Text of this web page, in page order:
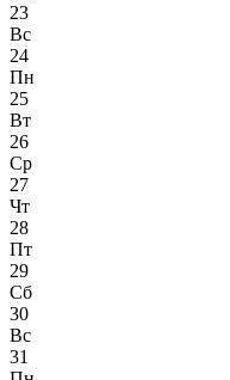
23
Вс
24
Пн
25
Вт
26
Ср
27
Чт
28
Пт
29
Сб
30
Вс
31